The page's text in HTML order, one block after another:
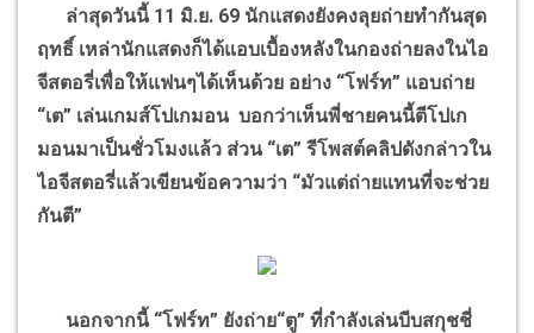
ล่าสุดวันนี้ 11 มิ.ย. 69 นักแสดงยังคงลุยถ่ายทำกันสุด
ฤทธิ์ เหล่านักแสดงก็ได้แอบเบื้องหลังในกองถ่ายลงในไอ
จีสตอรี่เพื่อให้แฟนๆได้เห็นด้วย อย่าง “โฟร์ท” แอบถ่าย
“เต” เล่นเกมส์โปเกมอน บอกว่าเห็นพี่ชายคนนี้ตีโปเก
มอนมาเป็นชั่วโมงแล้ว ส่วน “เต” รีโพสต์คลิปดังกล่าวใน
ไอจีสตอรี่แล้วเขียนข้อความว่า “มัวแต่ถ่ายแทนที่จะช่วย
กันตี”
นอกจากนี้ “โฟร์ท” ยังถ่าย“ตู” ที่กำลังเล่นบีบสกุชชี่